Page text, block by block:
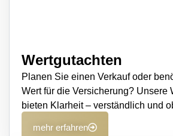
Wertgutachten
Planen Sie einen Verkauf oder
Wert für die Versicherung? Unsere
bieten Klarheit – verständlich und
mehr erfahren